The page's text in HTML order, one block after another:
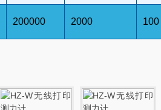
200000 2000 100